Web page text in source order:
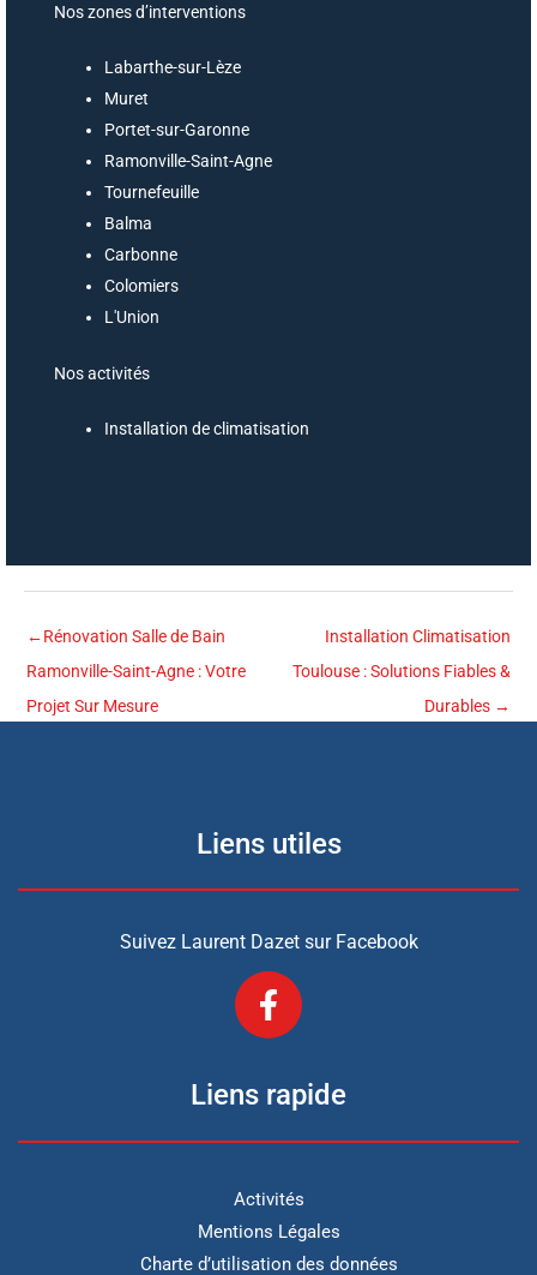
Nos zones d’interventions
Labarthe-sur-Lèze
Muret
Portet-sur-Garonne
Ramonville-Saint-Agne
Tournefeuille
Balma
Carbonne
Colomiers
L'Union
Nos activités
Installation de climatisation
←Rénovation Salle de Bain
Ramonville-Saint-Agne : Votre
Projet Sur Mesure
Installation Climatisation
Toulouse : Solutions Fiables &
Durables →
Liens utiles
Suivez Laurent Dazet sur Facebook
Liens rapide
Activités
Mentions Légales
Charte d’utilisation des données